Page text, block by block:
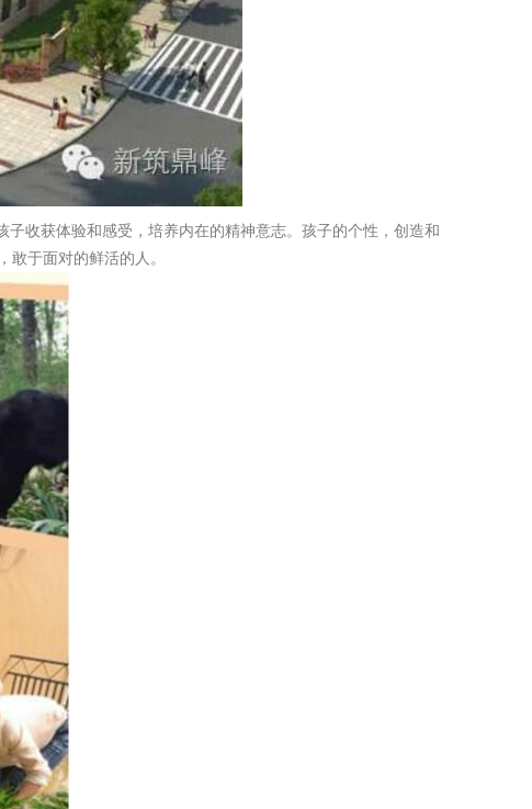
收获体验和感受，培养内在的精神意志。孩子的个性，创造和
于面对的鲜活的人。